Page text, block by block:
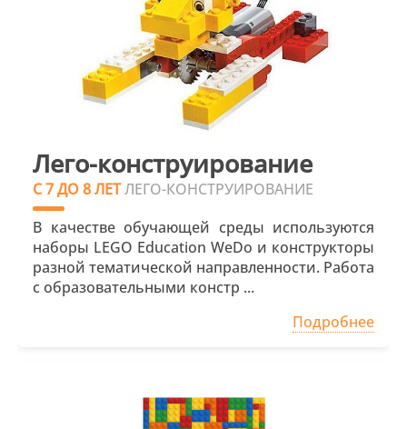
Лего-конструирование
С 7 ДО 8 ЛЕТЛЕГО-КОНСТРУИРОВАНИЕ
В качестве обучающей среды используются
наборы LEGO Education WeDo и конструкторы
разной тематической направленности. Работа
с образовательными констр ...
Подробнее